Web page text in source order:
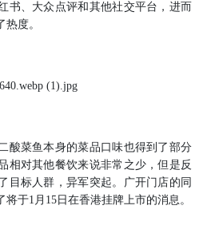
书、大众点评和其他社交平台，进而
度。
酸菜鱼本身的菜品口味也得到了部分
相对其他餐饮来说非常之少，但是反
目标人群，异军突起。广开门店的同
于1月15日在香港挂牌上市的消息。